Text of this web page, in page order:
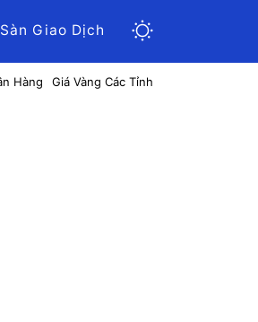
Sàn Giao Dịch
Hàng Giá Vàng Các Tỉnh